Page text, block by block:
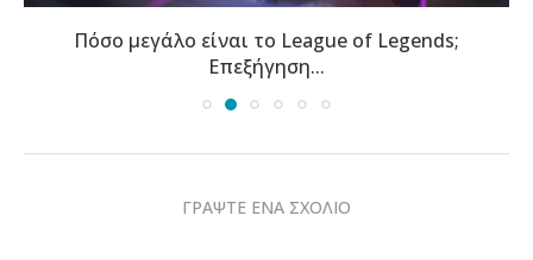
Πόσο μεγάλο είναι το League of Legends;
Επεξήγηση...
ΓΡΑΨΤΕ ΕΝΑ ΣΧΟΛΙΟ